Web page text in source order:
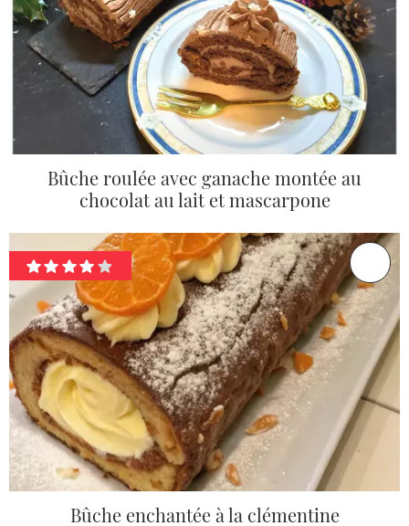
Bûche roulée avec ganache montée au
chocolat au lait et mascarpone
Bûche enchantée à la clémentine